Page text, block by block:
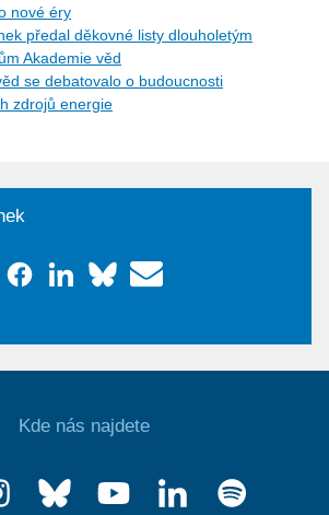
nové éry
předal děkovné listy dlouholetým
Akademie věd
se debatovalo o budoucnosti
zdrojů energie
Kde nás najdete